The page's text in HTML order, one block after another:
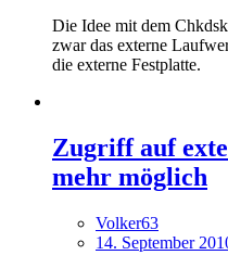
Die Idee mit dem
zwar das externe
die externe Festplatte.
Zugriff auf
mehr möglich
Volker63
14. September